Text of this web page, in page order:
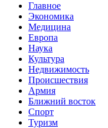
Главное
Экономика
Медицина
Европа
Наука
Культура
Недвижимость
Происшествия
Армия
Ближний восток
Спорт
Туризм